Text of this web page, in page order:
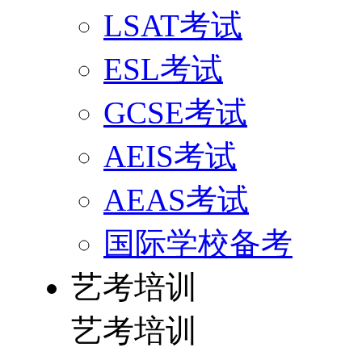
LSAT考试
ESL考试
GCSE考试
AEIS考试
AEAS考试
国际学校备考
艺考培训
艺考培训